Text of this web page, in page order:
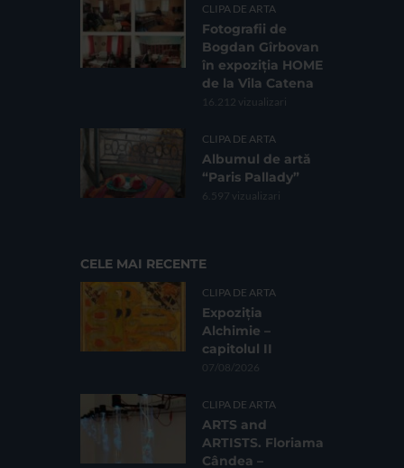
CLIPA DE ARTA
Fotografii de
Bogdan Gîrbovan
în expoziția HOME
de la Vila Catena
16.212 vizualizari
CLIPA DE ARTA
Albumul de artă
“Paris Pallady”
6.597 vizualizari
CELE MAI RECENTE
CLIPA DE ARTA
Expoziția
Alchimie –
capitolul II
07/08/2026
CLIPA DE ARTA
ARTS and
ARTISTS. Floriama
Cândea –